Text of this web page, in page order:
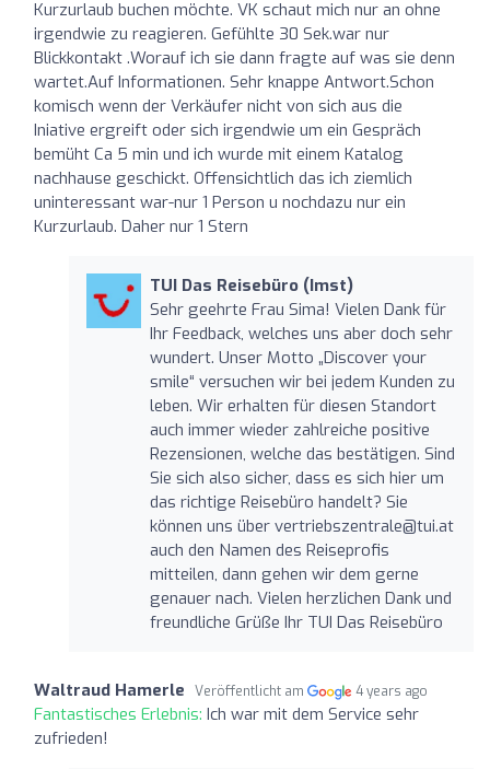
Kurzurlaub buchen möchte. VK schaut mich nur an ohne
irgendwie zu reagieren. Gefühlte 30 Sek.war nur
Blickkontakt .Worauf ich sie dann fragte auf was sie denn
wartet.Auf Informationen. Sehr knappe Antwort.Schon
komisch wenn der Verkäufer nicht von sich aus die
Iniative ergreift oder sich irgendwie um ein Gespräch
bemüht Ca 5 min und ich wurde mit einem Katalog
nachhause geschickt. Offensichtlich das ich ziemlich
uninteressant war-nur 1 Person u nochdazu nur ein
Kurzurlaub. Daher nur 1 Stern
TUI Das Reisebüro (Imst)
Sehr geehrte Frau Sima! Vielen Dank für
Ihr Feedback, welches uns aber doch sehr
wundert. Unser Motto „Discover your
smile“ versuchen wir bei jedem Kunden zu
leben. Wir erhalten für diesen Standort
auch immer wieder zahlreiche positive
Rezensionen, welche das bestätigen. Sind
Sie sich also sicher, dass es sich hier um
das richtige Reisebüro handelt? Sie
können uns über vertriebszentrale@tui.at
auch den Namen des Reiseprofis
mitteilen, dann gehen wir dem gerne
genauer nach. Vielen herzlichen Dank und
freundliche Grüße Ihr TUI Das Reisebüro
Waltraud Hamerle Veröffentlicht am 4 years ago
Fantastisches Erlebnis: Ich war mit dem Service sehr
zufrieden!